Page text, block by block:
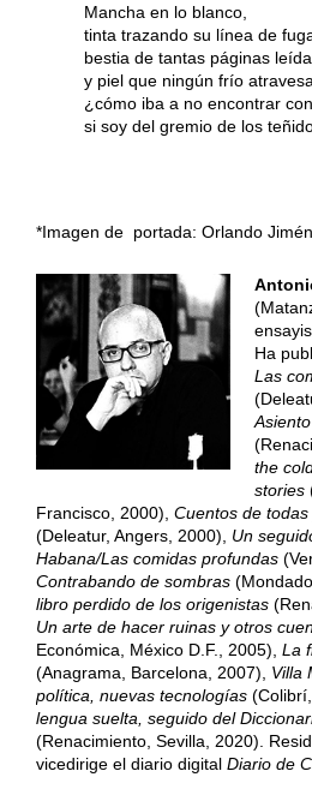
Mancha en lo blanco,
tinta trazando su línea de
bestia de tantas páginas
y piel que ningún frío
¿cómo iba a no encontrar
si soy del gremio de los
*Imagen de portada: Orlando
Ha
Las
the
stories
Francisco, 2000), Cuentos de
(Deleatur, Angers, 2000), Un
Habana/Las comidas profundas
Contrabando de sombras
libro perdido de los origenistas
Un arte de hacer ruinas y otros
Económica, México D.F., 2005), La
(Anagrama, Barcelona, 2007), Villa
política, nuevas tecnologías
lengua suelta, seguido del
(Renacimiento, Sevilla, 2020).
vicedirige el diario digital Diario de